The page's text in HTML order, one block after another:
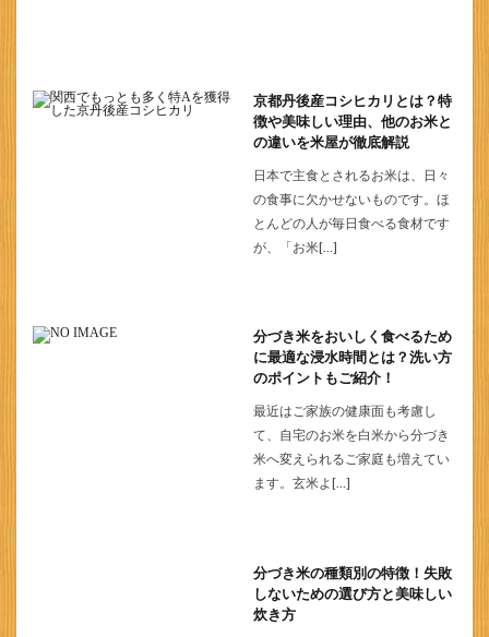
京都丹後産コシヒカリとは？特
徴や美味しい理由、他のお米と
の違いを米屋が徹底解説
日本で主食とされるお米は、日々
の食事に欠かせないものです。ほ
とんどの人が毎日食べる食材です
が、「お米[…]
分づき米をおいしく食べるため
に最適な浸水時間とは？洗い方
のポイントもご紹介！
最近はご家族の健康面も考慮し
て、自宅のお米を白米から分づき
米へ変えられるご家庭も増えてい
ます。玄米よ[…]
分づき米の種類別の特徴！失敗
しないための選び方と美味しい
炊き方